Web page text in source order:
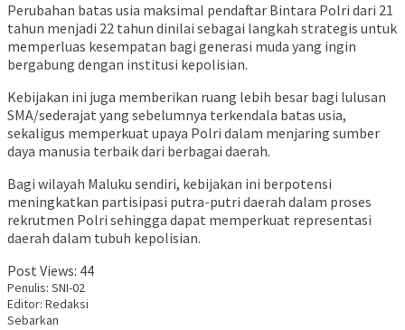
Perubahan batas usia maksimal pendaftar Bintara Polri dari 21
tahun menjadi 22 tahun dinilai sebagai langkah strategis untuk
memperluas kesempatan bagi generasi muda yang ingin
bergabung dengan institusi kepolisian.
Kebijakan ini juga memberikan ruang lebih besar bagi lulusan
SMA/sederajat yang sebelumnya terkendala batas usia,
sekaligus memperkuat upaya Polri dalam menjaring sumber
daya manusia terbaik dari berbagai daerah.
Bagi wilayah Maluku sendiri, kebijakan ini berpotensi
meningkatkan partisipasi putra-putri daerah dalam proses
rekrutmen Polri sehingga dapat memperkuat representasi
daerah dalam tubuh kepolisian.
Post Views: 44
Penulis: SNI-02
Editor: Redaksi
Sebarkan